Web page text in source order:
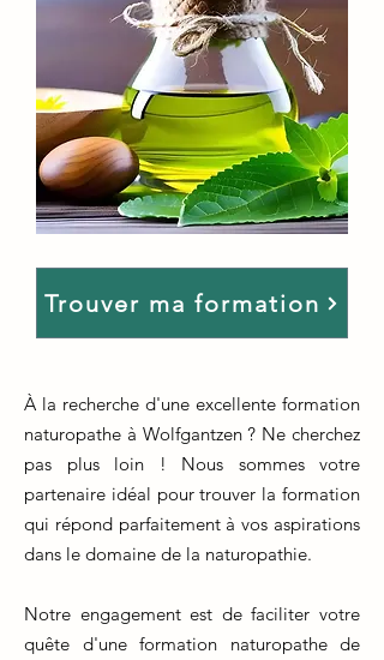
Trouver ma formation
À la recherche d'une excellente formation
naturopathe à Wolfgantzen ? Ne cherchez
pas plus loin ! Nous sommes votre
partenaire idéal pour trouver la formation
qui répond parfaitement à vos aspirations
dans le domaine de la naturopathie.
Notre engagement est de faciliter votre
quête d'une formation naturopathe de